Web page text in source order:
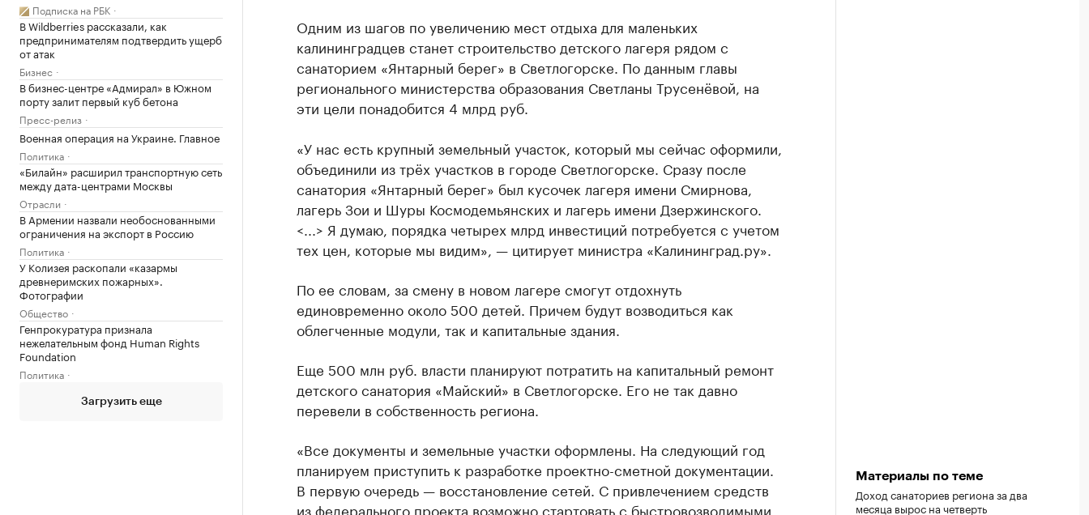
Подписка на РБК
В Wildberries рассказали, как
предпринимателям подтвердить ущерб
от атак
Бизнес
В бизнес-центре «Адмирал» в Южном
порту залит первый куб бетона
Пресс-релиз
Военная операция на Украине. Главное
Политика
«Билайн» расширил транспортную сеть
между дата-центрами Москвы
Отрасли
В Армении назвали необоснованными
ограничения на экспорт в Россию
Политика
У Колизея раскопали «казармы
древнеримских пожарных».
Фотографии
Общество
Генпрокуратура признала
нежелательным фонд Human Rights
Foundation
Политика
Загрузить еще
Одним из шагов по увеличению мест отдыха для маленьких
калининградцев станет строительство детского лагеря рядом с
санаторием «Янтарный берег» в Светлогорске. По данным главы
регионального министерства образования Светланы Трусенёвой, на
эти цели понадобится 4 млрд руб.
«У нас есть крупный земельный участок, который мы сейчас оформили,
объединили из трёх участков в городе Светлогорске. Сразу после
санатория «Янтарный берег» был кусочек лагеря имени Смирнова,
лагерь Зои и Шуры Космодемьянских и лагерь имени Дзержинского.
<...> Я думаю, порядка четырех млрд инвестиций потребуется с учетом
тех цен, которые мы видим», — цитирует министра «Калининград.ру».
По ее словам, за смену в новом лагере смогут отдохнуть
единовременно около 500 детей. Причем будут возводиться как
облегченные модули, так и капитальные здания.
Еще 500 млн руб. власти планируют потратить на капитальный ремонт
детского санатория «Майский» в Светлогорске. Его не так давно
перевели в собственность региона.
«Все документы и земельные участки оформлены. На следующий год
планируем приступить к разработке проектно-сметной документации.
В первую очередь — восстановление сетей. С привлечением средств
из федерального проекта возможно стартовать с быстровозводимыми
Материалы по теме
Доход санаториев региона за два
месяца вырос на четверть